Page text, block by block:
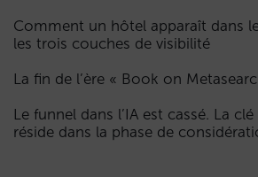
Comment un hôtel apparaît dans
les trois couches de visibilité
La fin de l’ère « Book on
Le funnel dans l’IA est cassé. La
réside dans la phase de